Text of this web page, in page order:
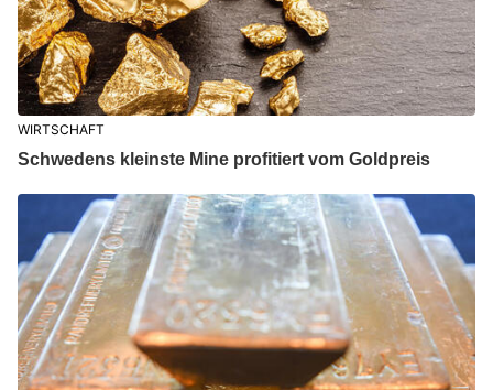
WIRTSCHAFT
Schwedens kleinste Mine profitiert vom Goldpreis